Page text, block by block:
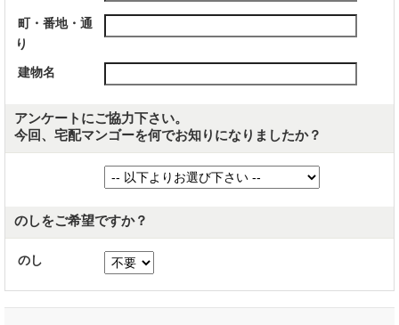
町・番地・通
り
建物名
アンケートにご協力下さい。
今回、宅配マンゴーを何でお知りになりましたか？
のしをご希望ですか？
のし